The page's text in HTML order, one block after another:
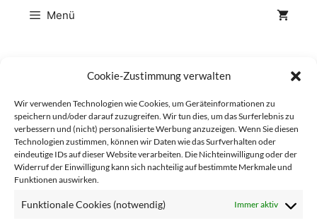
Cookie-Zustimmung verwalten
Wir verwenden Technologien wie Cookies, um Geräteinformationen zu
speichern und/oder darauf zuzugreifen. Wir tun dies, um das Surferlebnis zu
verbessern und (nicht) personalisierte Werbung anzuzeigen. Wenn Sie diesen
Technologien zustimmen, können wir Daten wie das Surfverhalten oder
eindeutige IDs auf dieser Website verarbeiten. Die Nichteinwilligung oder der
Widerruf der Einwilligung kann sich nachteilig auf bestimmte Merkmale und
Funktionen auswirken.
Funktionale Cookies (notwendig) Immer aktiv
Menü
Pour femme
Sommer